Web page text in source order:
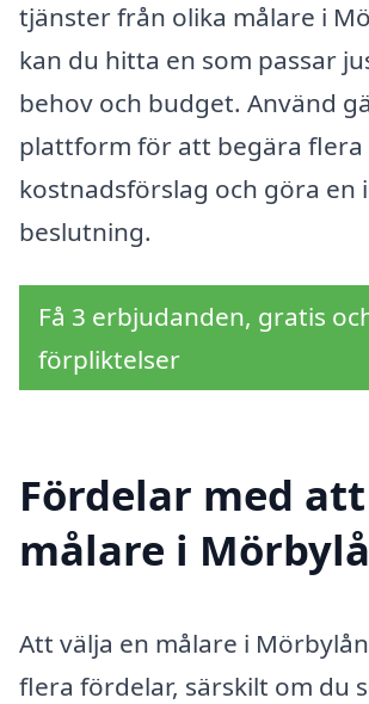
tjänster från olika målare i
kan du hitta en som passar
behov och budget. Använd
plattform för att begära flera
kostnadsförslag och göra en
beslutning.
Få 3 erbjudanden, gratis
förpliktelser
Fördelar med
målare i
Att välja en målare i
flera fördelar, särskilt om du